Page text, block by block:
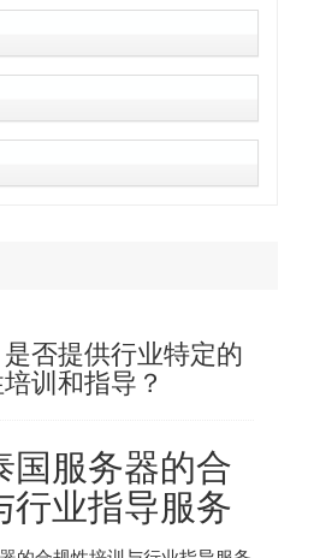
否提供行业特定的
训和指导？
国服务器的合
行业指导服务